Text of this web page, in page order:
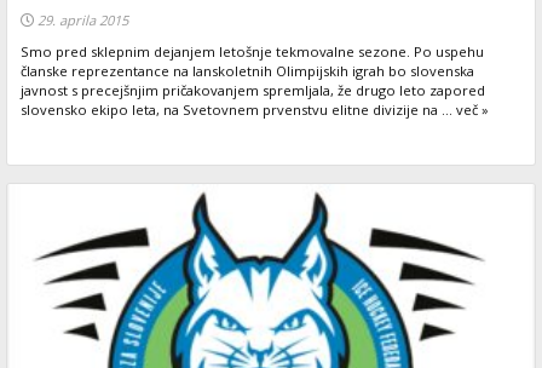
29. aprila 2015
Smo pred sklepnim dejanjem letošnje tekmovalne sezone. Po uspehu
članske reprezentance na lanskoletnih Olimpijskih igrah bo slovenska
javnost s precejšnjim pričakovanjem spremljala, že drugo leto zapored
slovensko ekipo leta, na Svetovnem prvenstvu elitne divizije na ... več »